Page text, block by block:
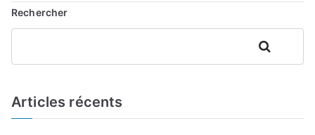
articles
Rechercher
Rechercher
Articles récents